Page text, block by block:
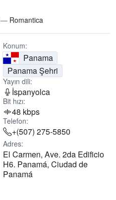
— Romantica
Konum:
Panama
Panama Şehri
Yayın dili:
İspanyolca
Bit hızı:
48 kbps
Telefon:
+(507) 275-5850
Adres:
El Carmen, Ave. 2da Edificio
H6. Panamá, Ciudad de
Panamá